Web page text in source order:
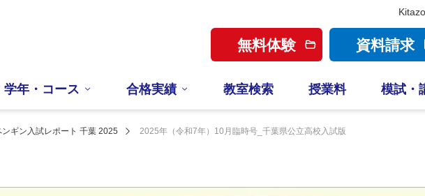
無料体験 資料請求
学年・コース 合格実績 教室検索 授業料 模試・
ンギン入試レポート 千葉 2025 2025年（令和7年）10月臨時号_千葉県公立高校入試版